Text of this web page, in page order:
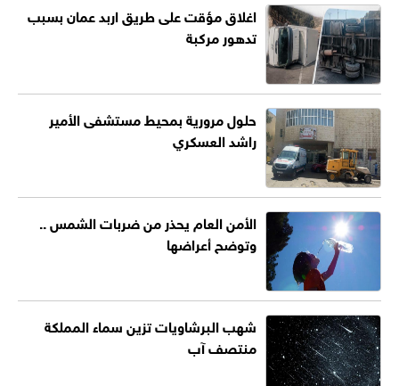
اغلاق مؤقت على طريق اربد عمان بسبب
تدهور مركبة
حلول مرورية بمحيط مستشفى الأمير
راشد العسكري
الأمن العام يحذر من ضربات الشمس ..
وتوضح أعراضها
شهب البرشاويات تزين سماء المملكة
منتصف آب